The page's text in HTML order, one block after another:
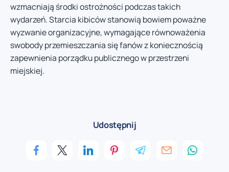
wzmacniają środki ostrożności podczas takich
wydarzeń. Starcia kibiców stanowią bowiem poważne
wyzwanie organizacyjne, wymagające równoważenia
swobody przemieszczania się fanów z koniecznością
zapewnienia porządku publicznego w przestrzeni
miejskiej.
Udostępnij